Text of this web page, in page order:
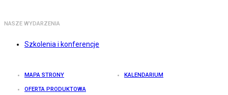
NASZE WYDARZENIA
Szkolenia i konferencje
MAPA STRONY KALENDARIUM
OFERTA PRODUKTOWA